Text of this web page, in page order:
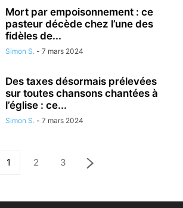
Mort par empoisonnement : ce
pasteur décède chez l’une des
fidèles de...
Simon S. - 7 mars 2024
Des taxes désormais prélevées
sur toutes chansons chantées à
l’église : ce...
Simon S. - 7 mars 2024
1 2 3